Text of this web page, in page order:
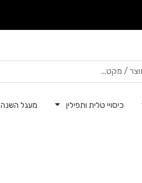
כיסויי טלית ותפילין מעגל השנה